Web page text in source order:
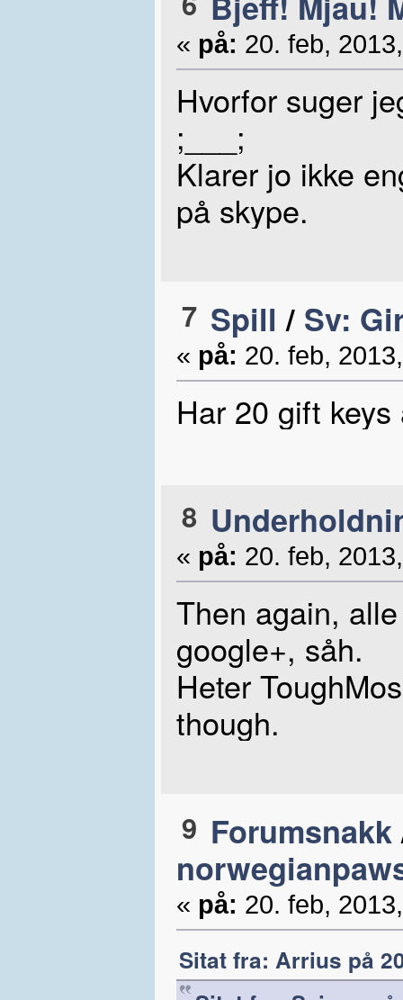
« på: 20. feb,
Hvorfor suger
;___;
Klarer jo ikke
på skype.
7 Spill / Sv:
« på: 20. feb,
Har 20 gift
8
« på: 20. feb,
Then again,
google+, såh.
Heter
though.
9 Forumsnakk
« på: 20. feb,
Sitat fra: Arrius på